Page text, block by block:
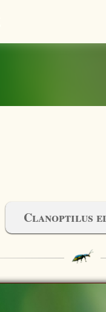
Clanoptilus